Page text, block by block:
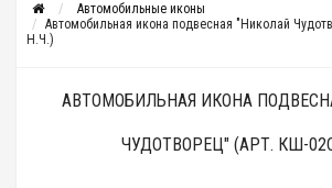
Автомобильные иконы
Автомобильная икона подвесная "Николай
Н.Ч.)
АВТОМОБИЛЬНАЯ ИКОНА
ЧУДОТВОРЕЦ" (АРТ. КШ-